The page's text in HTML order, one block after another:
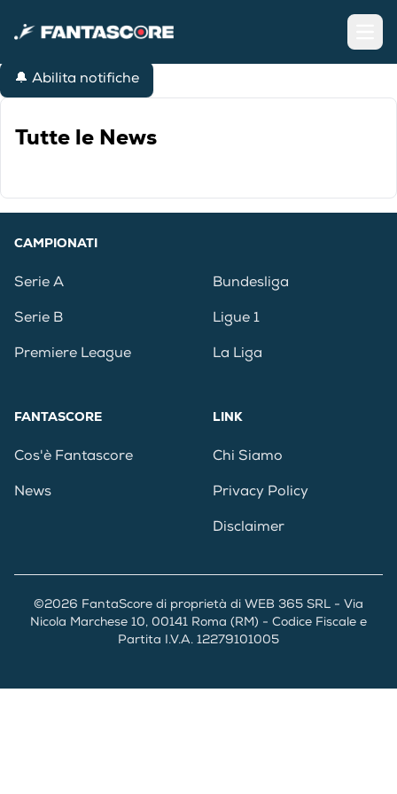
🔔 Abilita notifiche
Tutte le News
CAMPIONATI
Serie A
Serie B
Premiere League
Bundesliga
Ligue 1
La Liga
FANTASCORE
Cos'è Fantascore
News
LINK
Chi Siamo
Privacy Policy
Disclaimer
©2026 FantaScore di proprietà di WEB 365 SRL - Via
Nicola Marchese 10, 00141 Roma (RM) - Codice Fiscale e
Partita I.V.A. 12279101005